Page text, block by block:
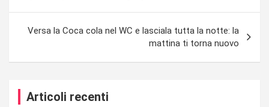
Versa la Coca cola nel WC e lasciala tutta la notte: la
mattina ti torna nuovo
Articoli recenti